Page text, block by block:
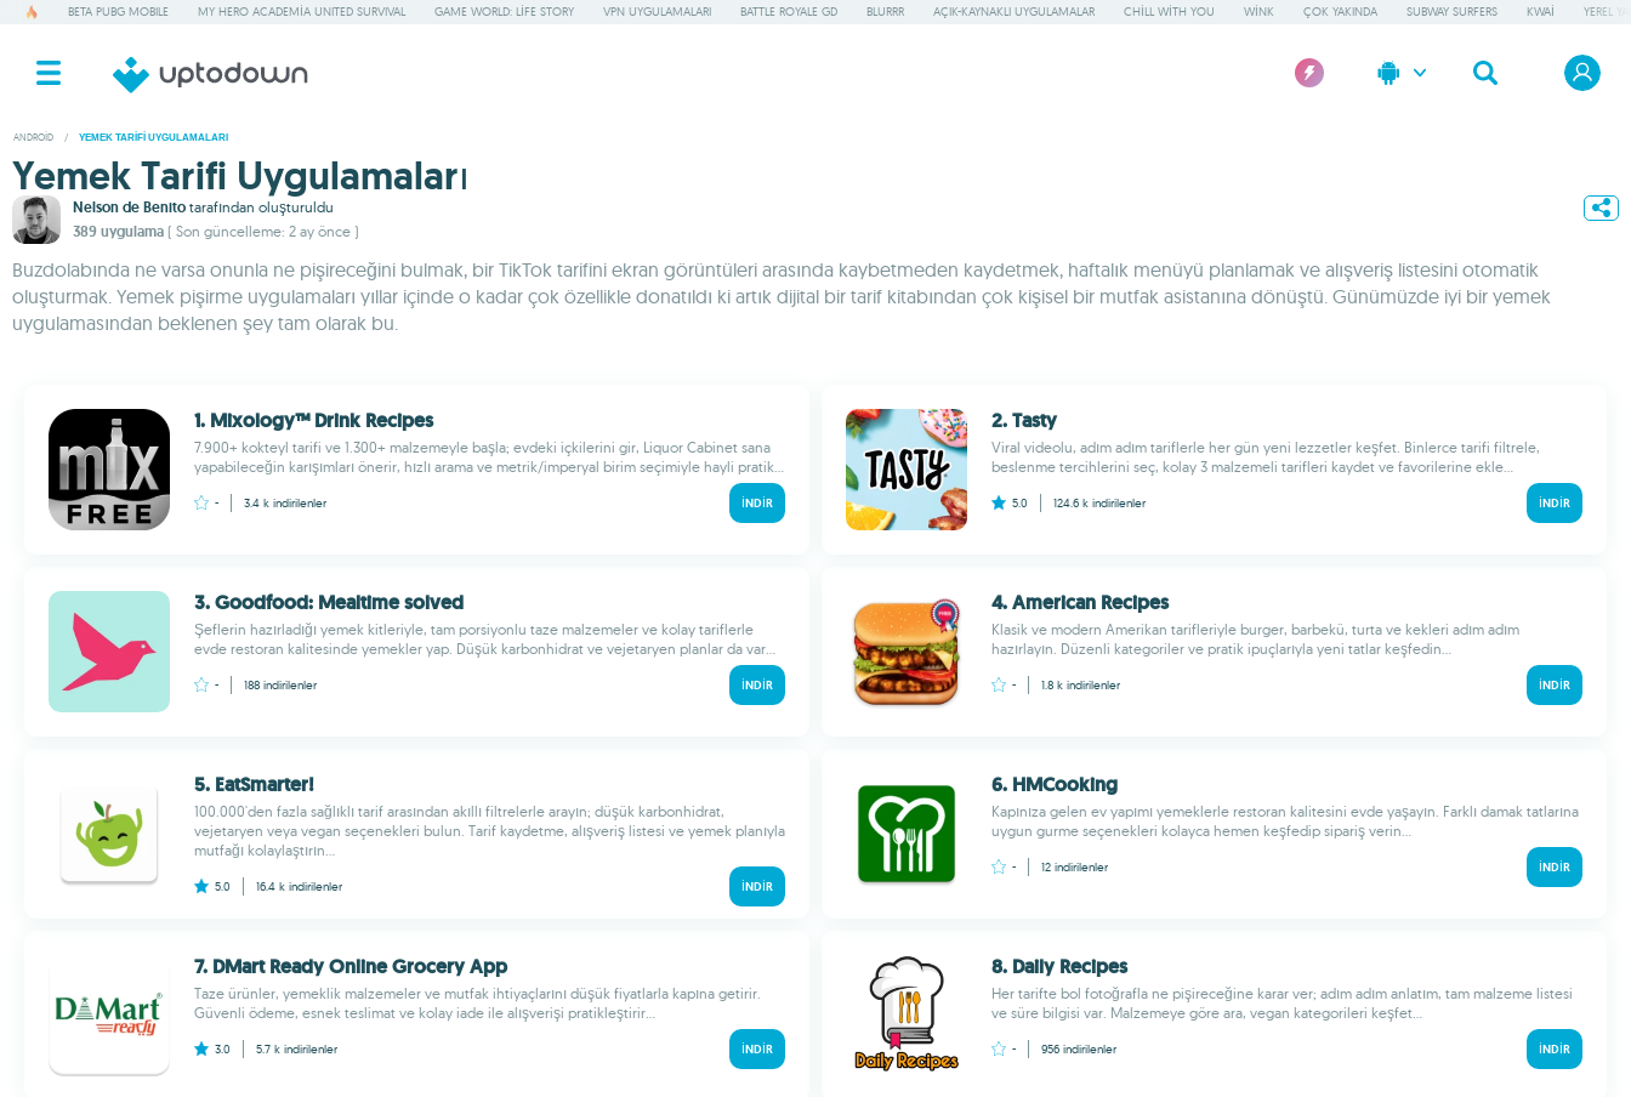
BETA PUBG MOBILE MY HERO ACADEMIA UNITED SURVIVAL GAME WORLD: LIFE STORY VPN UYGULAMALARI BATTLE ROYALE GD BLURRR AÇIK-KAYNAKLI UYGULAMALAR CHILL WITH YOU WINK ÇOK YAKINDA SUBWAY SURFERS KWAI YEREL
ANDROID / YEMEK TARIFI UYGULAMALARI
Yemek Tarifi Uygulamaları
Nelson de Benito tarafından oluşturuldu
389 uygulama ( Son güncelleme: 2 ay önce )
Buzdolabında ne varsa onunla ne pişireceğini bulmak, bir TikTok tarifini ekran görüntüleri arasında kaybetmeden kaydetmek, haftalık menüyü planlamak ve alışveriş listesini otomatik
oluşturmak. Yemek pişirme uygulamaları yıllar içinde o kadar çok özellikle donatıldı ki artık dijital bir tarif kitabından çok kişisel bir mutfak asistanına dönüştü. Günümüzde iyi bir yemek
uygulamasından beklenen şey tam olarak bu.
1. Mixology™ Drink Recipes
7.900+ kokteyl tarifi ve 1.300+ malzemeyle başla; evdeki içkilerini gir, Liquor Cabinet sana
yapabileceğin karışımları önerir, hızlı arama ve metrik/imperyal birim seçimiyle hayli pratik...
- 3.4 k indirilenler İNDIR
2. Tasty
Viral videolu, adım adım tariflerle her gün yeni lezzetler keşfet. Binlerce tarifi filtrele,
beslenme tercihlerini seç, kolay 3 malzemeli tarifleri kaydet ve favorilerine ekle...
5.0 124.6 k indirilenler İNDIR
3. Goodfood: Mealtime solved
Şeflerin hazırladığı yemek kitleriyle, tam porsiyonlu taze malzemeler ve kolay tariflerle
evde restoran kalitesinde yemekler yap. Düşük karbonhidrat ve vejetaryen planlar da var...
- 188 indirilenler İNDIR
4. American Recipes
Klasik ve modern Amerikan tarifleriyle burger, barbekü, turta ve kekleri adım adım
hazırlayın. Düzenli kategoriler ve pratik ipuçlarıyla yeni tatlar keşfedin...
- 1.8 k indirilenler İNDIR
5. EatSmarter!
100.000'den fazla sağlıklı tarif arasından akıllı filtrelerle arayın; düşük karbonhidrat,
vejetaryen veya vegan seçenekleri bulun. Tarif kaydetme, alışveriş listesi ve yemek planıyla
mutfağı kolaylaştırın...
5.0 16.4 k indirilenler İNDIR
6. HMCooking
Kapınıza gelen ev yapımı yemeklerle restoran kalitesini evde yaşayın. Farklı damak tatlarına
uygun gurme seçenekleri kolayca hemen keşfedip sipariş verin...
- 12 indirilenler İNDIR
7. DMart Ready Online Grocery App
Taze ürünler, yemeklik malzemeler ve mutfak ihtiyaçlarını düşük fiyatlarla kapına getirir.
Güvenli ödeme, esnek teslimat ve kolay iade ile alışverişi pratikleştirir...
3.0 5.7 k indirilenler İNDIR
8. Daily Recipes
Her tarifte bol fotoğrafla ne pişireceğine karar ver; adım adım anlatım, tam malzeme listesi
ve süre bilgisi var. Malzemeye göre ara, vegan kategorileri keşfet...
- 956 indirilenler İNDIR